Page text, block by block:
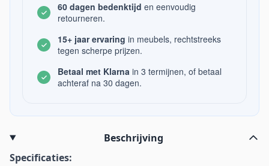
60 dagen bedenktijd en eenvoudig
retourneren.
15+ jaar ervaring in meubels, rechtstreeks
tegen scherpe prijzen.
Betaal met Klarna in 3 termijnen, of betaal
achteraf na 30 dagen.
Beschrijving
Specificaties: